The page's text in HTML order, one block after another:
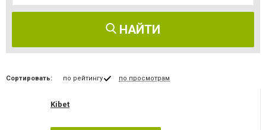
НАЙТИ
Сортировать: по рейтингу по просмотрам
Kibet